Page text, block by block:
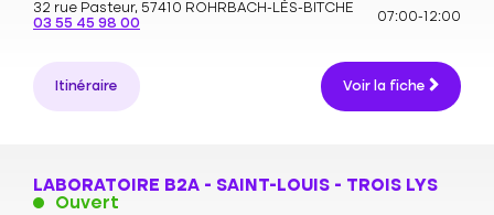
32 rue Pasteur, 57410 ROHRBACH-LÈS-BITCHE
03 55 45 98 00
07:00-12:00
Itinéraire Voir la fiche
LABORATOIRE B2A - SAINT-LOUIS - TROIS LYS
Ouvert